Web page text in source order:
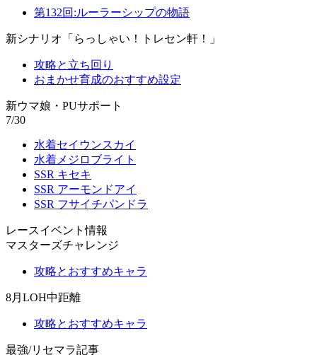
第132回:ルーラーシップの物語
新シナリオ「らっしゃい！トレセン軒！」
攻略と立ち回り
おまかせ育成のおすすめ設定
新ウマ娘・PUサポート
7/30
水着セイウンスカイ
水着メジロブライト
SSR キセキ
SSR アーモンドアイ
SSR フサイチパンドラ
レースイベント情報
マスターズチャレンジ
攻略とおすすめキャラ
8月LOH中距離
攻略とおすすめキャラ
最強/リセマラ記事